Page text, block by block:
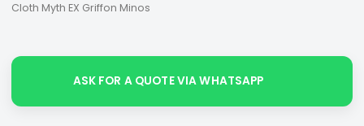
Cloth Myth EX Griffon Minos
ASK FOR A QUOTE VIA WHATSAPP